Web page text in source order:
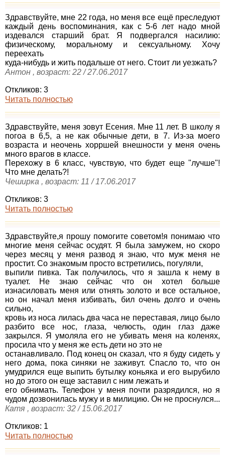
Здравствуйте, мне 22 года, но меня все ещё преследуют
каждый день воспоминания, как с 5-6 лет надо мной
издевался старший брат. Я подвергался насилию:
физическому, моральному и сексуальному. Хочу
переехать
куда-нибудь и жить подальше от него. Стоит ли уезжать?
Антон , возраст: 22 / 27.06.2017
Откликов: 3
Читать полностью
Здравствуйте, меня зовут Есения. Мне 11 лет. В школу я
погоа в 6,5, а не как обычные дети, в 7. Из-за моего
возраста и неочень хорршей внешности у меня очень
много врагов в классе.
Перехожу в 6 класс, чувствую, что будет еще "лучше"!
Что мне делать?!
Чеширка , возраст: 11 / 17.06.2017
Откликов: 3
Читать полностью
Здравствуйте,я прошу помогите советом!я понимаю что
многие меня сейчас осудят. Я была замужем, но скоро
через месяц у меня развод я знаю, что муж меня не
простит. Со знакомым просто встретились, погуляли,
выпили пивка. Так получилось, что я зашла к нему в
туалет. Не знаю сейчас что он хотел больше
изнасиловать меня или отнять золото и все остальное,
но он начал меня избивать, бил очень долго и очень
сильно,
кровь из носа лилась два часа не переставая, лицо было
разбито все нос, глаза, челюсть, один глаз даже
закрылся. Я умоляла его не убивать меня на коленях,
просила что у меня же есть дети но это не
останавливало. Под конец он сказал, что я буду сидеть у
него дома, пока синяки не заживут. Спасло то, что он
умудрился еще выпить бутылку коньяка и его вырубило
но до этого он еще заставил с ним лежать и
его обнимать. Телефон у меня почти разрядился, но я
чудом дозвонилась мужу и в милицию. Он не проснулся...
Катя , возраст: 32 / 15.06.2017
Откликов: 1
Читать полностью